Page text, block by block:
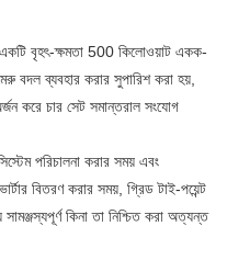
বৃহৎ-ক্ষমতা 500 কিলোওয়াট একক-
বদল ব্যবহার করার সুপারিশ করা হয়,
করে চার সেট সমান্তরাল সংযোগ
পরিচালনা করার সময় এবং
বিতরণ করার সময়, গ্রিড টাই-পয়েন্ট
সামঞ্জস্যপূর্ণ কিনা তা নিশ্চিত করা অত্যন্ত